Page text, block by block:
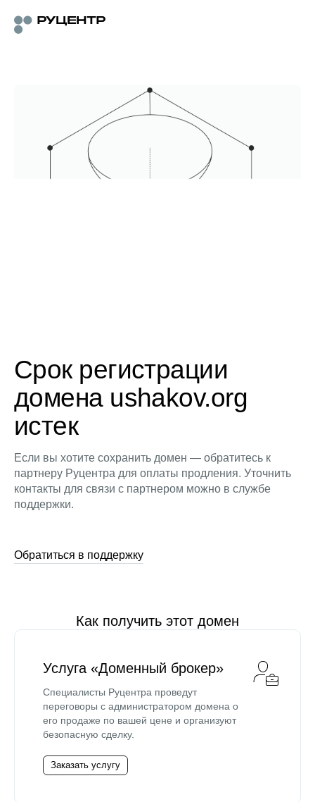
Срок регистрации
домена ushakov.org
истек
Если вы хотите сохранить домен — обратитесь к
партнеру Руцентра для оплаты продления. Уточнить
контакты для связи с партнером можно в службе
поддержки.
Обратиться в поддержку
Как получить этот домен
Услуга «Доменный брокер»
Специалисты Руцентра проведут
переговоры с администратором домена о
его продаже по вашей цене и организуют
безопасную сделку.
Заказать услугу